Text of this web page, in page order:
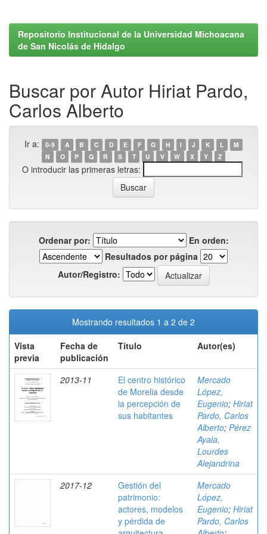
Repositorio Institucional de la Universidad Michoacana
de San Nicolás de Hidalgo
Buscar por Autor Hiriat Pardo,
Carlos Alberto
Ir a: 0-9 A B C D E F G H I J K L
M
N
O P Q R S T U V W X Y Z
O introducir las primeras letras:
Ordenar por:
En orden:
Resultados por página
Autor/Registro:
Mostrando resultados 1 a 2 de 2
Vista
previa
Fecha de
publicación
Título Autor(es)
2013-11
El centro histórico
de Morelia desde
la percepción de
sus habitantes
Mercado
López,
Eugenio; Hiriat
Pardo, Carlos
Alberto; Pérez
Ayala,
Lourdes
Alejandrina
2017-12
Gestión del
patrimonio:
actores, modelos
y pérdida de
Mercado
López,
Eugenio; Hiriat
Pardo, Carlos